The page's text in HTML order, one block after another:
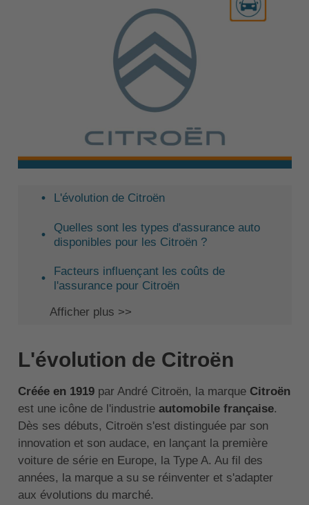
L'évolution de Citroën
Quelles sont les types d'assurance auto
disponibles pour les Citroën ?
Facteurs influençant les coûts de
l'assurance pour Citroën
Afficher plus >>
L'évolution de Citroën
Créée en 1919par André Citroën, la marque Citroën
est une icône de l'industrie automobile française.
Dès ses débuts, Citroën s'est distinguée par son
innovation et son audace, en lançant la première
voiture de série en Europe, la Type A. Au fil des
années, la marque a su se réinventer et s'adapter
aux évolutions du marché.